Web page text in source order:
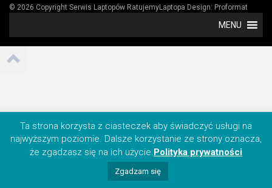
© 2026 Copyright Serwis Laptopów RatujemyLaptopa Design: Proformat
MENU
Ta strona korzysta z ciasteczek aby świadczyć usługi na
najwyższym poziomie. Dalsze korzystanie ze strony oznacza,
że zgadzasz się na ich użycie.Polityka prywatności
Zgadzam się